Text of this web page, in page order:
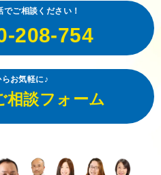
ご相談ください！
208-754
お気軽に♪
相談フォーム